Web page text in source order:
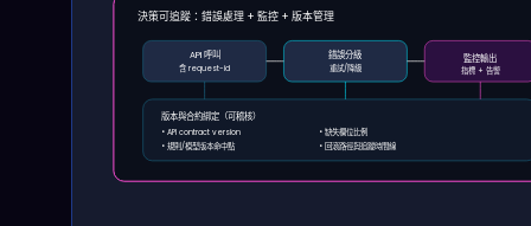
決策可追蹤：錯誤處理 + 監控 + 版本管理
API 呼叫
含 request-id
錯誤分級
重試/降級
監控輸出
指標 + 告警
版本與合約綁定（可稽核）
• API contract version
• 規則/模型版本命中點
• 缺失欄位比例
• 回滾路徑與追蹤時間線